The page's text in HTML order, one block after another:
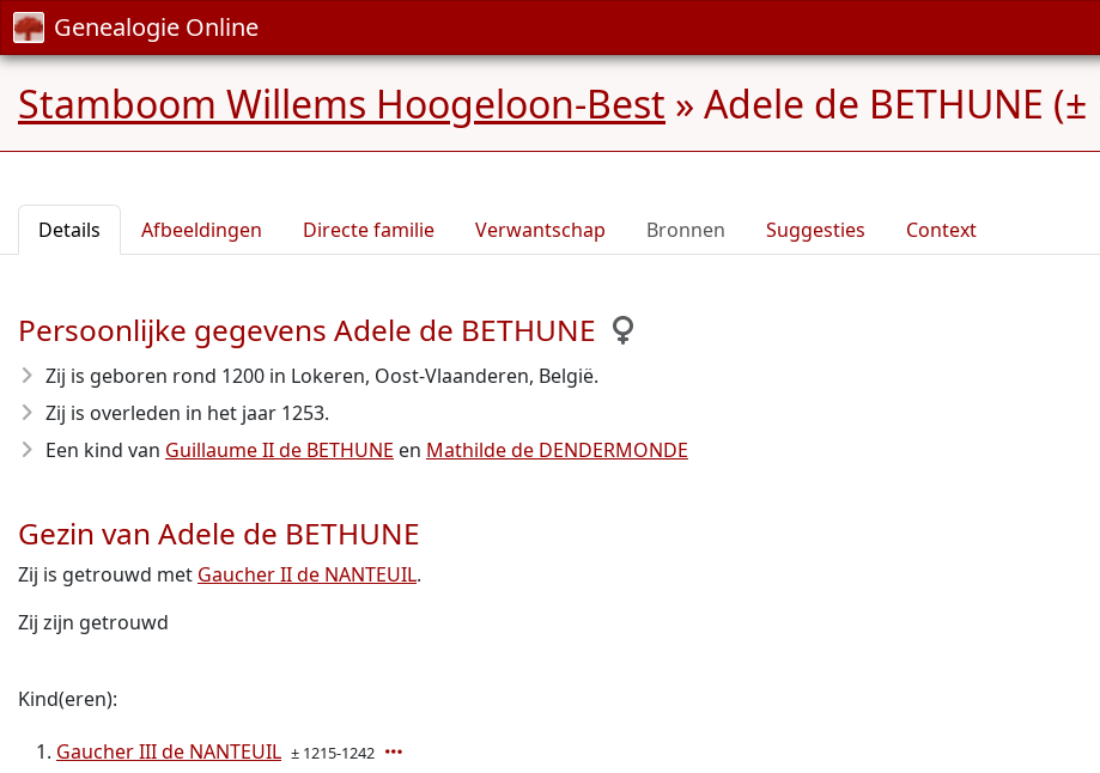
Genealogie Online
Stamboom Willems Hoogeloon-Best » Adele de BETHUNE
Details Afbeeldingen Directe familie Verwantschap Bronnen Suggesties Context
Persoonlijke gegevens Adele de BETHUNE
Zij is geboren rond 1200 in Lokeren, Oost-Vlaanderen, België.
Zij is overleden in het jaar 1253.
Een kind van Guillaume II de BETHUNE en Mathilde de DENDERMONDE
Gezin van Adele de BETHUNE
Zij is getrouwd met Gaucher II de NANTEUIL.
Zij zijn getrouwd
Kind(eren):
Gaucher III de NANTEUIL ± 1215-1242